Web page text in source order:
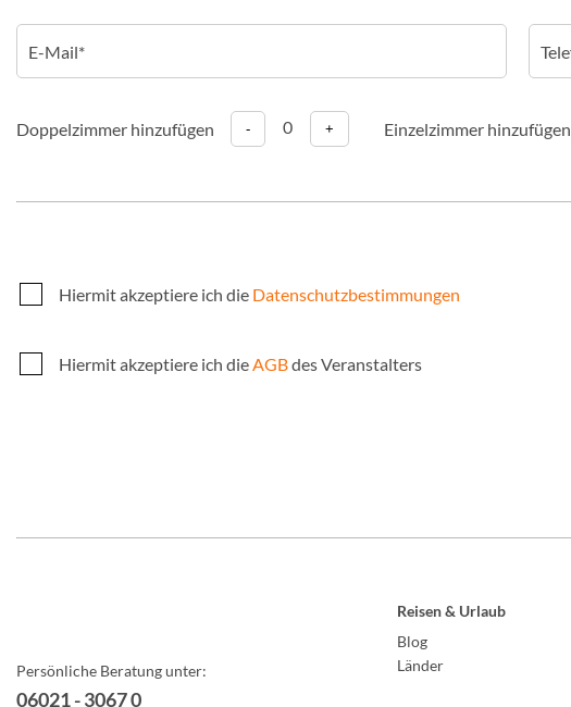
Doppelzimmer hinzufügen - 0 + Einzelzimmer hinzufügen
Hiermit akzeptiere ich die Datenschutzbestimmungen
Hiermit akzeptiere ich dieAGBdes Veranstalters
Persönliche Beratung unter:
06021 - 3067 0
Reisen & Urlaub
Blog
Länder